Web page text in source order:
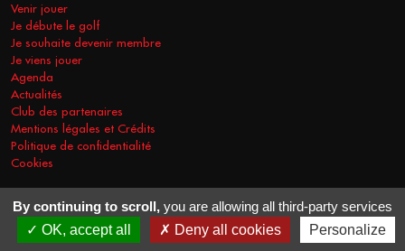
Venir jouer
Je débute le golf
Je souhaite devenir membre
Je viens jouer
Agenda
Actualités
Club des partenaires
Mentions légales et Crédits
Politique de confidentialité
Cookies
COPYRIGHT © 2026 - GOLF CLUB DE TOULOUSE. TOUS DROITS
RÉSERVÉS.
RÉALISATION VT-DESIGN 2021
By continuing to scroll, you are allowing all third-party services
OK, accept all
Deny all cookies Personalize